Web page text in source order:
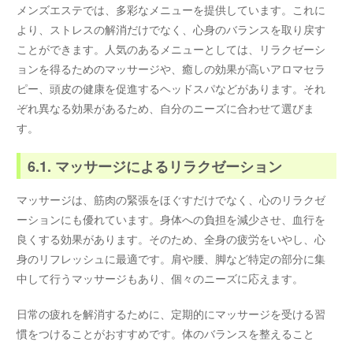
メンズエステでは、多彩なメニューを提供しています。これに
より、ストレスの解消だけでなく、心身のバランスを取り戻す
ことができます。人気のあるメニューとしては、リラクゼーシ
ョンを得るためのマッサージや、癒しの効果が高いアロマセラ
ピー、頭皮の健康を促進するヘッドスパなどがあります。それ
ぞれ異なる効果があるため、自分のニーズに合わせて選びま
す。
6.1. マッサージによるリラクゼーション
マッサージは、筋肉の緊張をほぐすだけでなく、心のリラクゼ
ーションにも優れています。身体への負担を減少させ、血行を
良くする効果があります。そのため、全身の疲労をいやし、心
身のリフレッシュに最適です。肩や腰、脚など特定の部分に集
中して行うマッサージもあり、個々のニーズに応えます。
日常の疲れを解消するために、定期的にマッサージを受ける習
慣をつけることがおすすめです。体のバランスを整えること